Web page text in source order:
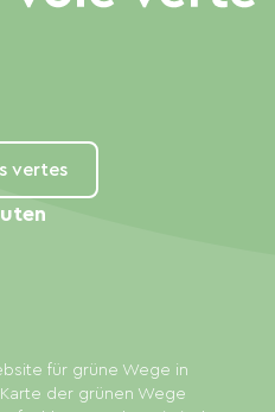
vertes
für grüne Wege in
der grünen Wege